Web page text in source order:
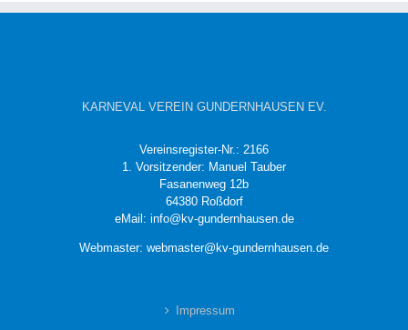
KARNEVAL VEREIN GUNDERNHAUSEN EV.
Vereinsregister-Nr.: 2166
1. Vorsitzender: Manuel Tauber
Fasanenweg 12b
64380 Roßdorf
eMail: info@kv-gundernhausen.de
Webmaster: webmaster@kv-gundernhausen.de
Impressum